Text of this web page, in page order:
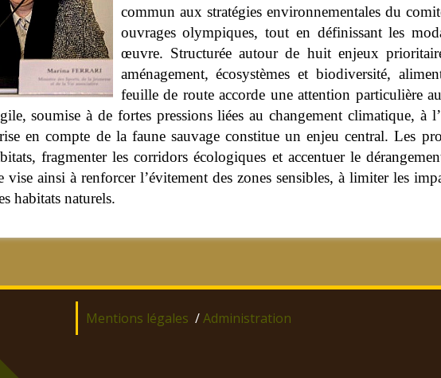
commun aux stratégies environnementales du
ouvrages olympiques, tout en définissant les
œuvre. Structurée autour de huit enjeux
aménagement, écosystèmes et biodiversité,
feuille de route accorde une attention particulière
soumise à de fortes pressions liées au changement climatique, à
en compte de la faune sauvage constitue un enjeu central. Les
fragmenter les corridors écologiques et accentuer le
ainsi à renforcer l’évitement des zones sensibles, à limiter les
habitats naturels.
Mentions légales /Administration